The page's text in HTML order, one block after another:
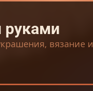
руками
вязание и